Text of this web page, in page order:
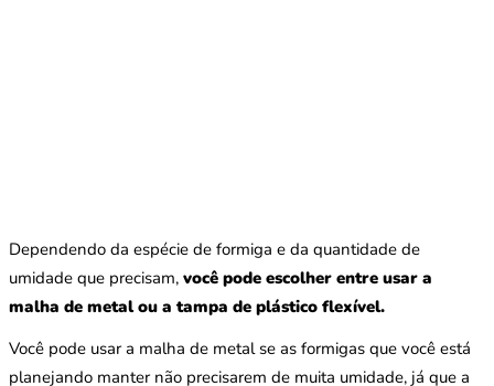
Dependendo da espécie de formiga e da quantidade de
umidade que precisam, você pode escolher entre usar a
malha de metal ou a tampa de plástico flexível.
Você pode usar a malha de metal se as formigas que você está
planejando manter não precisarem de muita umidade, já que a